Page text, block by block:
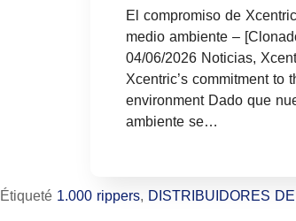
El compromiso de
medio ambiente –
04/06/2026 Noticias,
Xcentric’s commitment to
environment Dado que
ambiente se…
Étiqueté 1.000 rippers, DISTRIBUIDORES